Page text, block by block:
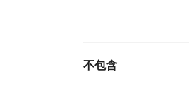
不包含